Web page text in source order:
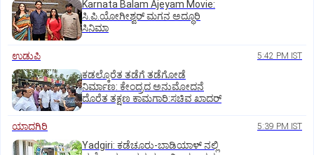
Karnata Balam Ajeyam Movie:
ಸಿ.ಪಿ.ಯೋಗೀಶ್ವರ್‌ ಮಗನ ಅದ್ಧೂರಿ
ಸಿನಿಮಾ
ಉಡುಪಿ 5:42 PM IST
ಕಡಲ್ಕೊರೆತ ತಡೆಗೆ ತಡೆಗೋಡೆ
ನಿರ್ಮಾಣ: ಕೇಂದ್ರದ ಅನುಮೋದನೆ
ದೊರೆತ ತಕ್ಷಣ ಕಾಮಗಾರಿ:ಸಚಿವ ಖಾದರ್
ಯಾದಗಿರಿ 5:39 PM IST
Yadgiri: ಕಡೆಚೂರು-ಬಾಡಿಯಾಳ್ ನಲ್ಲಿ